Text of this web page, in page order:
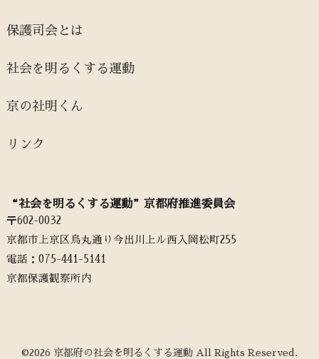
保護司会とは
社会を明るくする運動
京の社明くん
リンク
“社会を明るくする運動”京都府推進委員会
〒602-0032
京都市上京区烏丸通り今出川上ル西入岡松町255
電話：‭075-441-5141‬
京都保護観察所内
©2026 京都府の社会を明るくする運動 All Rights Reserved.